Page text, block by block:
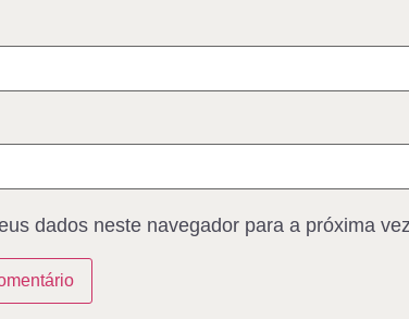
dados neste navegador para a próxima